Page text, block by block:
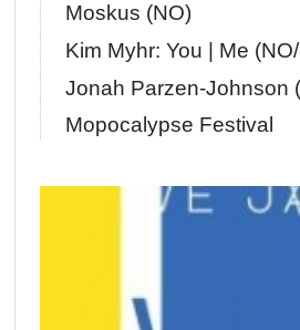
Moskus (NO)
Kim Myhr: You | Me
Jonah Parzen-Johnson
Mopocalypse Festival